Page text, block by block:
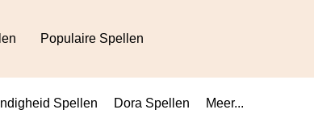
Populaire Spellen
Spellen Dora Spellen Meer...